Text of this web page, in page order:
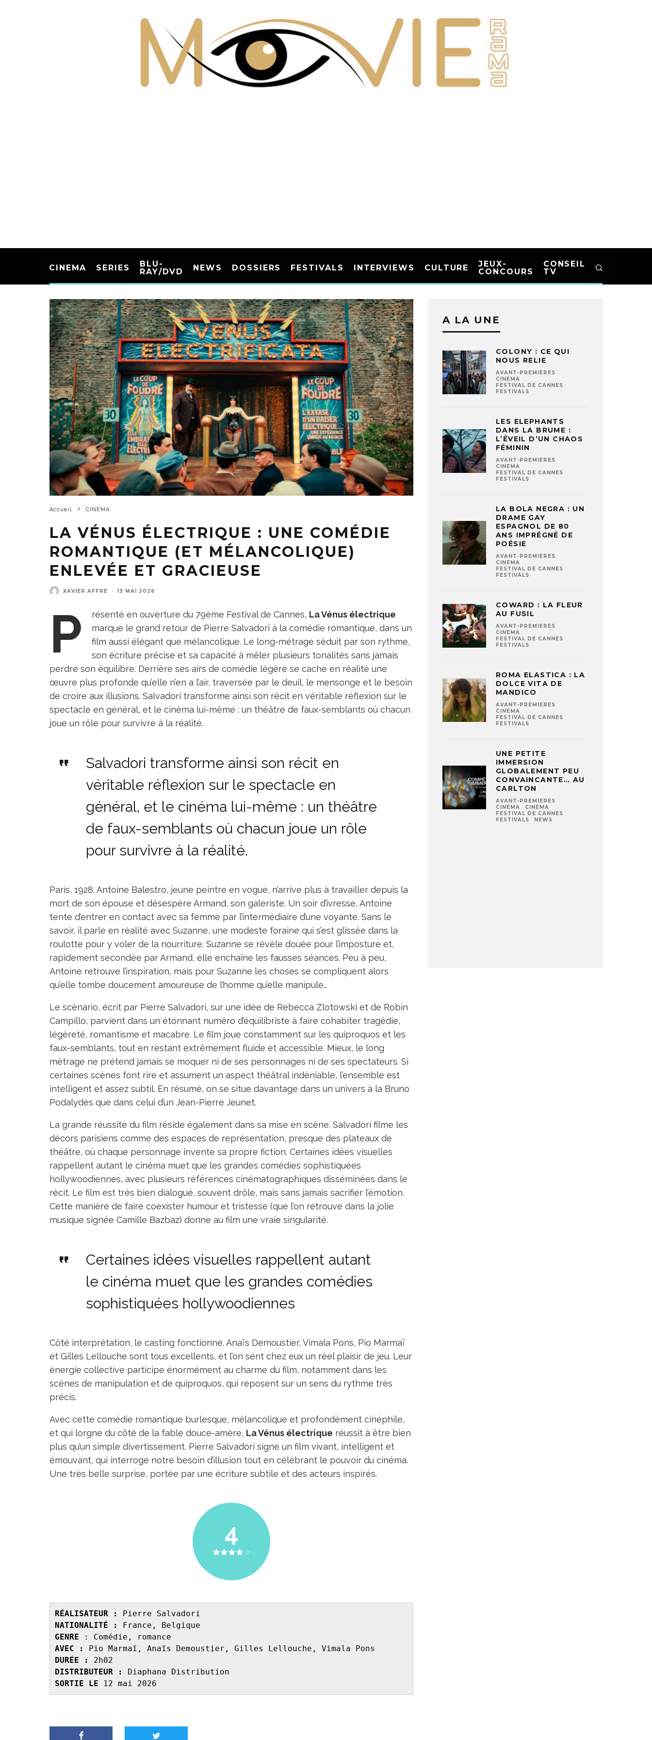
CINEMA SERIES
BLU-
RAY/DVD
NEWS DOSSIERS FESTIVALS INTERVIEWS CULTURE
JEUX-
CONCOURS
CONSEIL
TV
Accueil CINEMA
LA VÉNUS ÉLECTRIQUE : UNE COMÉDIE
ROMANTIQUE (ET MÉLANCOLIQUE)
ENLEVÉE ET GRACIEUSE
XAVIER AFFRE · 13 MAI 2026
P résenté en ouverture du 79ème Festival de Cannes, La Vénus électrique
marque le grand retour de Pierre Salvadori à la comédie romantique, dans un
film aussi élégant que mélancolique. Le long-métrage séduit par son rythme,
son écriture précise et sa capacité à mêler plusieurs tonalités sans jamais
perdre son équilibre. Derrière ses airs de comédie légère se cache en réalité une
œuvre plus profonde qu’elle n’en a l’air, traversée par le deuil, le mensonge et le besoin
de croire aux illusions. Salvadori transforme ainsi son récit en véritable réflexion sur le
spectacle en général, et le cinéma lui-même : un théâtre de faux-semblants où chacun
joue un rôle pour survivre à la réalité.
Salvadori transforme ainsi son récit en
véritable réflexion sur le spectacle en
général, et le cinéma lui-même : un théâtre
de faux-semblants où chacun joue un rôle
pour survivre à la réalité.
Paris, 1928. Antoine Balestro, jeune peintre en vogue, n’arrive plus à travailler depuis la
mort de son épouse et désespère Armand, son galeriste. Un soir d’ivresse, Antoine
tente d’entrer en contact avec sa femme par l’intermédiaire d’une voyante. Sans le
savoir, il parle en réalité avec Suzanne, une modeste foraine qui s’est glissée dans la
roulotte pour y voler de la nourriture. Suzanne se révèle douée pour l’imposture et,
rapidement secondée par Armand, elle enchaîne les fausses séances. Peu à peu,
Antoine retrouve l’inspiration, mais pour Suzanne les choses se compliquent alors
qu’elle tombe doucement amoureuse de l’homme qu’elle manipule…
Le scénario, écrit par Pierre Salvadori, sur une idée de Rebecca Zlotowski et de Robin
Campillo, parvient dans un étonnant numéro d’équilibriste à faire cohabiter tragédie,
légèreté, romantisme et macabre. Le film joue constamment sur les quiproquos et les
faux-semblants, tout en restant extrêmement fluide et accessible. Mieux, le long
métrage ne prétend jamais se moquer ni de ses personnages ni de ses spectateurs. Si
certaines scènes font rire et assument un aspect théâtral indéniable, l’ensemble est
intelligent et assez subtil. En résumé, on se situe davantage dans un univers à la Bruno
Podalydès que dans celui d’un Jean-Pierre Jeunet.
La grande réussite du film réside également dans sa mise en scène. Salvadori filme les
décors parisiens comme des espaces de représentation, presque des plateaux de
théâtre, où chaque personnage invente sa propre fiction. Certaines idées visuelles
rappellent autant le cinéma muet que les grandes comédies sophistiquées
hollywoodiennes, avec plusieurs références cinématographiques disséminées dans le
récit. Le film est très bien dialogué, souvent drôle, mais sans jamais sacrifier l’émotion.
Cette manière de faire coexister humour et tristesse (que l’on retrouve dans la jolie
musique signée Camille Bazbaz) donne au film une vraie singularité.
Certaines idées visuelles rappellent autant
le cinéma muet que les grandes comédies
sophistiquées hollywoodiennes
Côté interprétation, le casting fonctionne. Anaïs Demoustier, Vimala Pons, Pio Marmaï
et Gilles Lellouche sont tous excellents, et l’on sent chez eux un réel plaisir de jeu. Leur
énergie collective participe énormément au charme du film, notamment dans les
scènes de manipulation et de quiproquos, qui reposent sur un sens du rythme très
précis.
Avec cette comédie romantique burlesque, mélancolique et profondément cinéphile,
et qui lorgne du côté de la fable douce-amère, La Vénus électrique réussit à être bien
plus qu’un simple divertissement. Pierre Salvadori signe un film vivant, intelligent et
émouvant, qui interroge notre besoin d’illusion tout en célébrant le pouvoir du cinéma.
Une très belle surprise, portée par une écriture subtile et des acteurs inspirés.
4
RÉALISATEUR :
Pierre Salvadori
NATIONALITÉ :
France, Belgique
GENRE
: Comédie, romance
AVEC :
Pio Marmaï, Anaïs Demoustier, Gilles Lellouche, Vimala Pons
DURÉE : 2h02
DISTRIBUTEUR :
Diaphana Distribution
SORTIE LE
12 mai 2026
A LA UNE
COLONY : CE QUI
NOUS RELIE
AVANT-PREMIERES
CINEMA
FESTIVAL DE CANNES
FESTIVALS
LES ELEPHANTS
DANS LA BRUME :
L’ÉVEIL D’UN CHAOS
FÉMININ
AVANT-PREMIERES
CINEMA
FESTIVAL DE CANNES
FESTIVALS
LA BOLA NEGRA : UN
DRAME GAY
ESPAGNOL DE 80
ANS IMPRÉGNÉ DE
POÉSIE
AVANT-PREMIERES
CINEMA
FESTIVAL DE CANNES
FESTIVALS
COWARD : LA FLEUR
AU FUSIL
AVANT-PREMIERES
CINEMA
FESTIVAL DE CANNES
FESTIVALS
ROMA ELASTICA : LA
DOLCE VITA DE
MANDICO
AVANT-PREMIERES
CINEMA
FESTIVAL DE CANNES
FESTIVALS
UNE PETITE
IMMERSION
GLOBALEMENT PEU
CONVAINCANTE… AU
CARLTON
AVANT-PREMIERES
CINEMA
CINEMA
FESTIVAL DE CANNES
FESTIVALS
NEWS